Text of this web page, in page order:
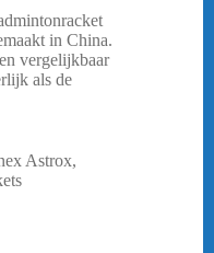
in China.
vergelijkbaar
als de
Astrox,